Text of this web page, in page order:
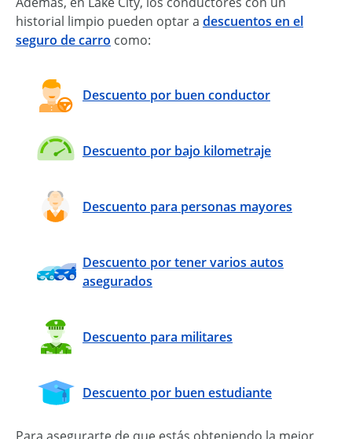
historial limpio pueden optar a descuentos en el
seguro de carro como:
Descuento por buen conductor
Descuento por bajo kilometraje
Descuento para personas mayores
Descuento por tener varios autos
asegurados
Descuento para militares
Descuento por buen estudiante
Para asegurarte de que estás obteniendo la mejor